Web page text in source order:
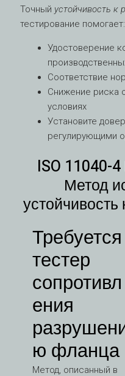
Точный устойчивость
тестирование помогает:
Удостоверение
Соответствие
Снижение риска
условиях
Установите
регулирующими
ISO 11040-
Метод
Требуется
тестер
сопротивл
ения
ю фланца
Метод, описанный в